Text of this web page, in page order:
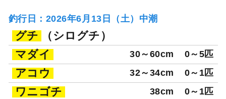
釣行日：2026年6月13日（土）中潮
グチ
（シログチ）
マダイ
30～60cm 0～5匹
アコウ 32～34cm 0～1匹
ワニゴチ 38cm 0～1匹